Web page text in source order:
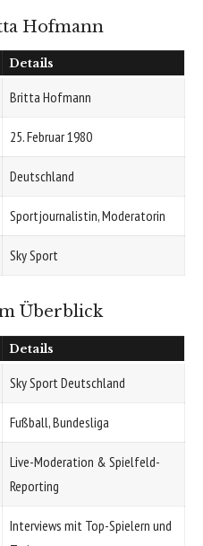
Hofmann
Details
Britta Hofmann
25. Februar 1980
Deutschland
Sportjournalistin, Moderatorin
Sky Sport
Überblick
Details
Sky Sport Deutschland
Fußball, Bundesliga
Live-Moderation & Spielfeld-
Reporting
Interviews mit Top-Spielern und